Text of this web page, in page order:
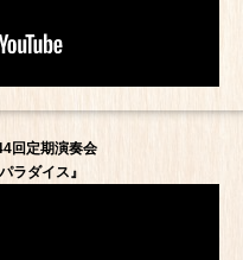
回定期演奏会
ラダイス』